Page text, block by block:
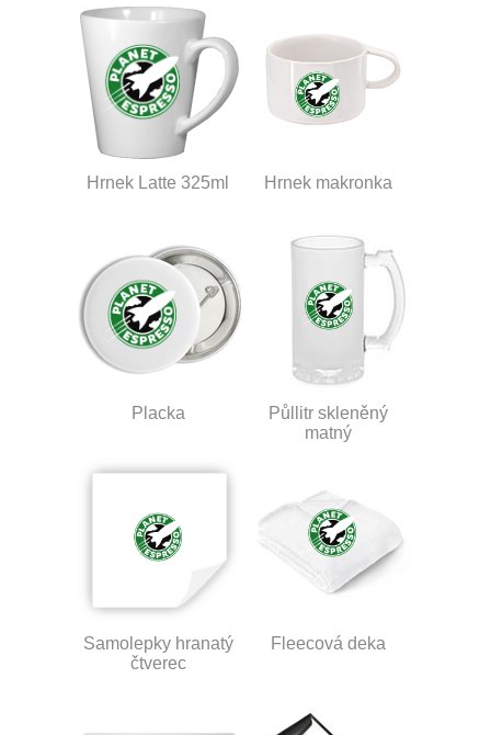
Hrnek Latte 325ml Hrnek makronka
Placka
Půllitr skleněný
matný
Samolepky hranatý
čtverec
Fleecová deka